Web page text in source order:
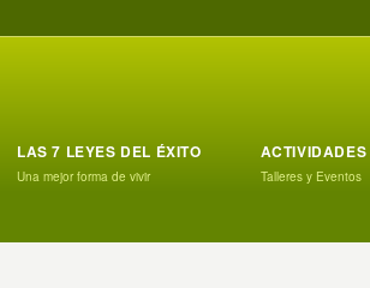
LAS 7 LEYES DEL ÉXITO
Una mejor forma de vivir
ACTIVIDADES
Talleres y Eventos